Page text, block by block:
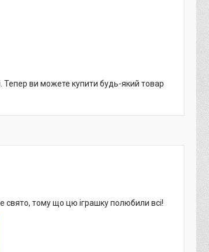
Тепер ви можете купити будь-який товар
свято, тому що цю іграшку полюбили всі!